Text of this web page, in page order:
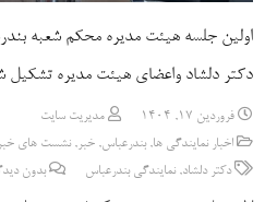
اولین جلسه هیئت مدیره محکم شعبه
دکتر دلشاد واعضای هیئت مدیره تشکیل
فروردین 17, 1404
مدیریت سایت
اخبار نمایندگی ها,بندرعباس,خبر,نشست های
دکتر دلشاد,نمایندگی بندرعباس بدون